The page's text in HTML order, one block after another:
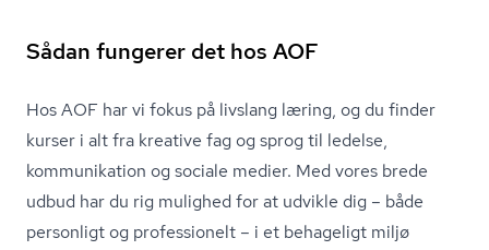
Sådan fungerer det hos AOF
Hos AOF har vi fokus på livslang læring, og du finder
kurser i alt fra kreative fag og sprog til ledelse,
kommunikation og sociale medier. Med vores brede
udbud har du rig mulighed for at udvikle dig – både
personligt og professionelt – i et behageligt miljø